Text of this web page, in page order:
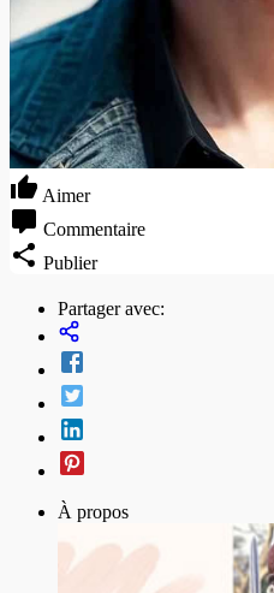
Aimer
Commentaire
Publier
Partager avec:
À propos